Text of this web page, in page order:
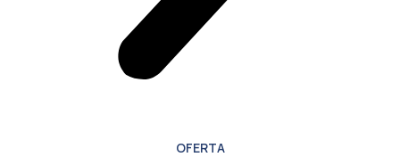
OFERTA